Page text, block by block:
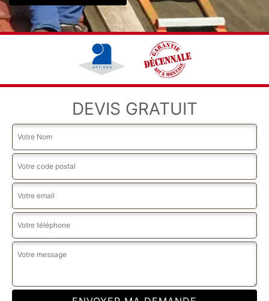
DEVIS GRATUIT